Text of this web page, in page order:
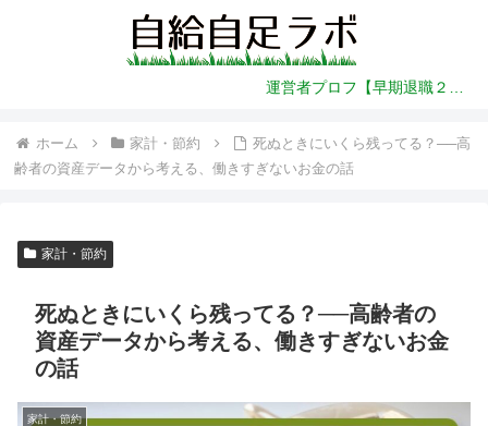
ホーム 家計・節約
死ぬときにいくら残ってる？──高
齢者の資産データから考える、働きすぎないお金の話
家計・節約
死ぬときにいくら残ってる？──高齢者の
資産データから考える、働きすぎないお金
の話
家計・節約